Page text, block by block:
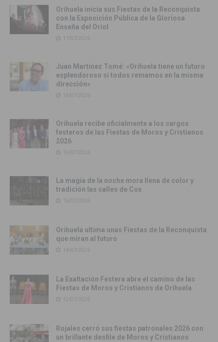
Orihuela inicia sus Fiestas de la Reconquista
con la Exposición Pública de la Gloriosa
Enseña del Oriol
17/07/2026
Juan Martínez Tomé: «Orihuela tiene un futuro
esplendoroso si todos remamos en la misma
dirección»
16/07/2026
Orihuela recibe oficialmente a los cargos
festeros de las Fiestas de Moros y Cristianos
2026
16/07/2026
La magia de la noche mora llena de color y
tradición las calles de Cox
16/07/2026
Orihuela ultima unas Fiestas de la Reconquista
que miran al futuro
14/07/2026
La Exaltación Festera abre el camino de las
Fiestas de Moros y Cristianos de Orihuela
12/07/2026
Rojales cerró sus fiestas patronales 2026 con
un brillante desfile de Moros y Cristianos